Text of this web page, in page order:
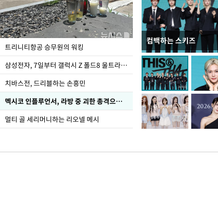
트리니티항공 승무원의 워킹
삼성전자, 7일부터 갤럭시 Z 폴드8 울트라·폴드8·플립8 출시
치바스전, 드리블하는 손흥민
멕시코 인플루언서, 라방 중 괴한 총격으로 사망
멀티 골 세리머니하는 리오넬 메시
컴백하는 스키즈
입추 코앞인데 전국엔